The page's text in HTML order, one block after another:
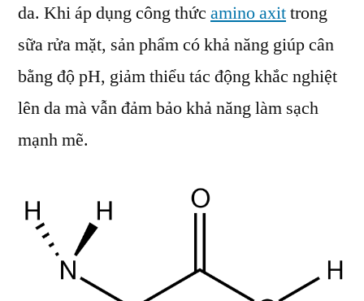
da. Khi áp dụng công thức amino axittrong
sữa rửa mặt, sản phẩm có khả năng giúp cân
bằng độ pH, giảm thiểu tác động khắc nghiệt
lên da mà vẫn đảm bảo khả năng làm sạch
mạnh mẽ.